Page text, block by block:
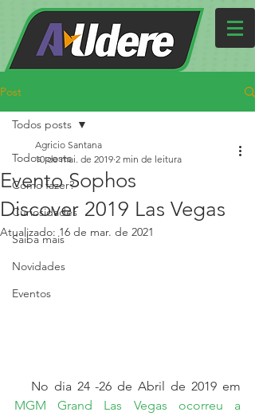
Post
Todos posts
Como fazer?
Curiosidades
Saiba mais
Novidades
Eventos
Todos posts
Evento Sophos
Discover 2019 Las Vegas
Agricio Santana
10 de mai. de 2019 2 min de leitura
Atualizado:16 de mar. de 2021
MGM Grand Las Vegas ocorreu a